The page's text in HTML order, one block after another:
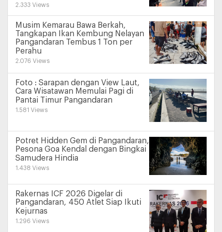
2.333 Views
Musim Kemarau Bawa Berkah,
Tangkapan Ikan Kembung Nelayan
Pangandaran Tembus 1 Ton per
Perahu
2.076 Views
Foto : Sarapan dengan View Laut,
Cara Wisatawan Memulai Pagi di
Pantai Timur Pangandaran
1.581 Views
Potret Hidden Gem di Pangandaran,
Pesona Goa Kendal dengan Bingkai
Samudera Hindia
1.438 Views
Rakernas ICF 2026 Digelar di
Pangandaran, 450 Atlet Siap Ikuti
Kejurnas
1.296 Views